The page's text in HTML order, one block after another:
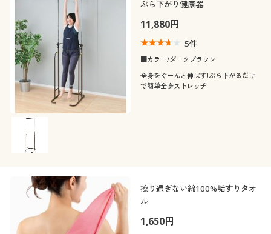
ぶら下がり健康器
11,880円
5件
■カラー/ダークブラウン
全身をぐーんと伸ばす!ぶら下がるだけ
で簡単全身ストレッチ
擦り過ぎない綿100%垢すりタオ
ル
1,650円